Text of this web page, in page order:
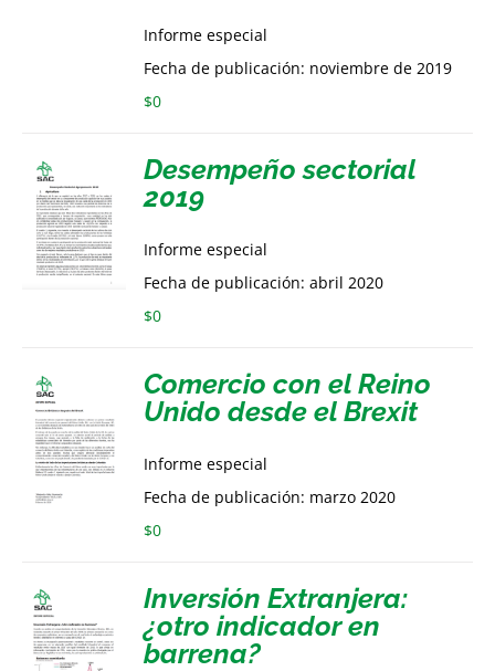
Informe especial
Fecha de publicación: noviembre de 2019
$0
Desempeño sectorial
2019
Informe especial
Fecha de publicación: abril 2020
$0
Comercio con el Reino
Unido desde el Brexit
Informe especial
Fecha de publicación: marzo 2020
$0
Inversión Extranjera:
¿otro indicador en
barrena?